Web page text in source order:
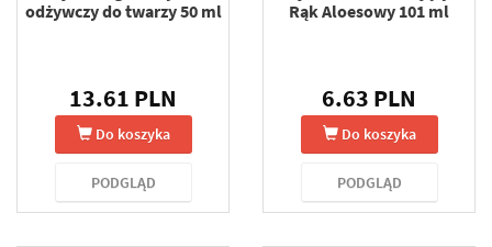
odżywczy do twarzy 50 ml
13.61 PLN
Do koszyka
PODGLĄD
Rąk Aloesowy 101 ml
6.63 PLN
Do koszyka
PODGLĄD